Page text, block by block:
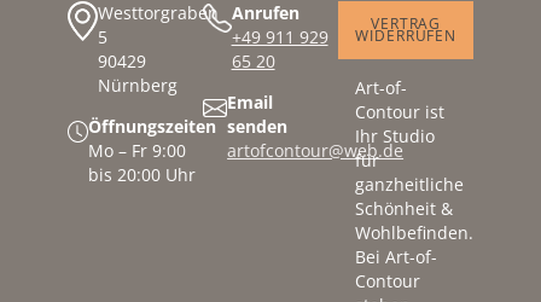
Westtorgraben
5
90429
Nürnberg
Öffnungszeiten
Mo – Fr 9:00
bis 20:00 Uhr
Anrufen
+49 911 929
65 20
Email
senden
artofcontour@web.de
VERTRAG
WIDERRUFEN
Art-of-
Contour ist
Ihr Studio
für
ganzheitliche
Schönheit &
Wohlbefinden.
Bei Art-of-
Contour